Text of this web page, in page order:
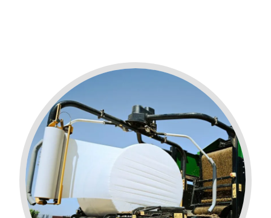
personnalisés.